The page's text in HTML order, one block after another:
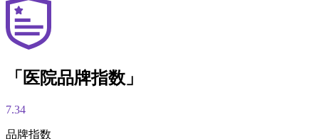
「医院品牌指数」
7.34
品牌指数